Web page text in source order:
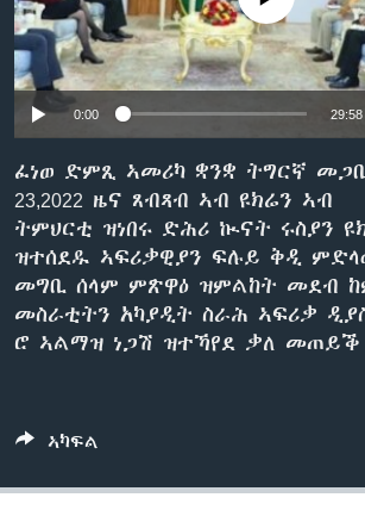
ቂሔ ጽልሚ
ቋንቋታት
0:00 29:58
ፈነወ ድምጺ ኣመሪካ ቋንቋ ትግርኛ
23,2022 ዜና ጸብጻብ ኣብ ዩክሬን ኣብ
ትምህርቲ ዝነበሩ ድሕሪ ኲናት ሩስያን
ዝተሰደዱ ኣፍሪቃዊያን ፍሉይ ቅዲ
መግቢ ሰላም ምጽዋዕ ዝምልከት መደብ
መስራቲትን አካያዲት ስራሕ ኣፍሪቃ
ሮ ኣልማዝ ነጋሽ ዝተኻየደ ቃለ መጠይቕ
ኣካፍል